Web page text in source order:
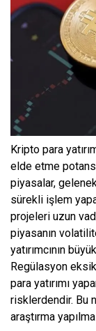
Kripto para
elde etme
piyasalar,
sürekli işlem
projeleri uzun
piyasanın
yatırımcının
Regülasyon
para yatırımı
risklerdendir. Bu
araştırma